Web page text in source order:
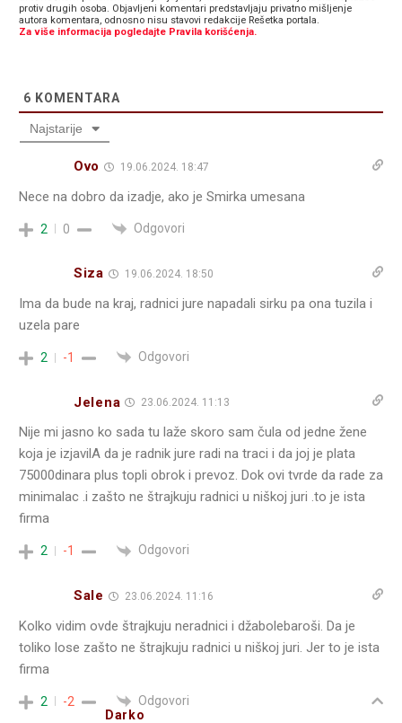
protiv drugih osoba. Objavljeni komentari predstavljaju privatno mišljenje
autora komentara, odnosno nisu stavovi redakcije Rešetka portala.
Za više informacija pogledajte Pravila korišćenja.
6 KOMENTARA
Najstarije
Ovo 19.06.2024. 18:47
Nece na dobro da izadje, ako je Smirka umesana
2 0 Odgovori
Siza 19.06.2024. 18:50
Ima da bude na kraj, radnici jure napadali sirku pa ona tuzila i
uzela pare
2 -1 Odgovori
Jelena 23.06.2024. 11:13
Nije mi jasno ko sada tu laže skoro sam čula od jedne žene
koja je izjavilA da je radnik jure radi na traci i da joj je plata
75000dinara plus topli obrok i prevoz. Dok ovi tvrde da rade za
minimalac .i zašto ne štrajkuju radnici u niškoj juri .to je ista
firma
2 -1 Odgovori
Sale 23.06.2024. 11:16
Kolko vidim ovde štrajkuju neradnici i džabolebaroši. Da je
toliko lose zašto ne štrajkuju radnici u niškoj juri. Jer to je ista
firma
2 -2
Odgovori
Darko